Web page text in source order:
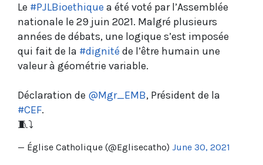
Le #PJLBioethique a été voté par l’Assemblée
nationale le 29 juin 2021. Malgré plusieurs
années de débats, une logique s’est imposée
qui fait de la #dignité de l’être humain une
valeur à géométrie variable.
Déclaration de @Mgr_EMB, Président de la
#CEF.
🧵⤵️
— Église Catholique (@Eglisecatho) June 30, 2021